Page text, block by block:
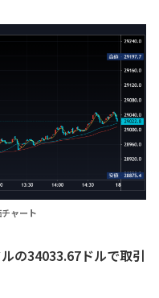
ャート
の34033.67ドルで取引